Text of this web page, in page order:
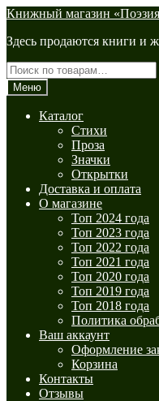
Перейти
навигации
Перейти
содержимому
Книжный магазин
Здесь продаются книги и
Искать:
Меню
Каталог
Стихи
Проза
Значки
Открытки
Доставка и оплата
О магазине
Топ 2024 года
Топ 2023 года
Топ 2022 года
Топ 2021 года
Топ 2020 года
Топ 2019 года
Топ 2018 года
Политика
Ваш аккаунт
Оформление
Корзина
Контакты
Отзывы